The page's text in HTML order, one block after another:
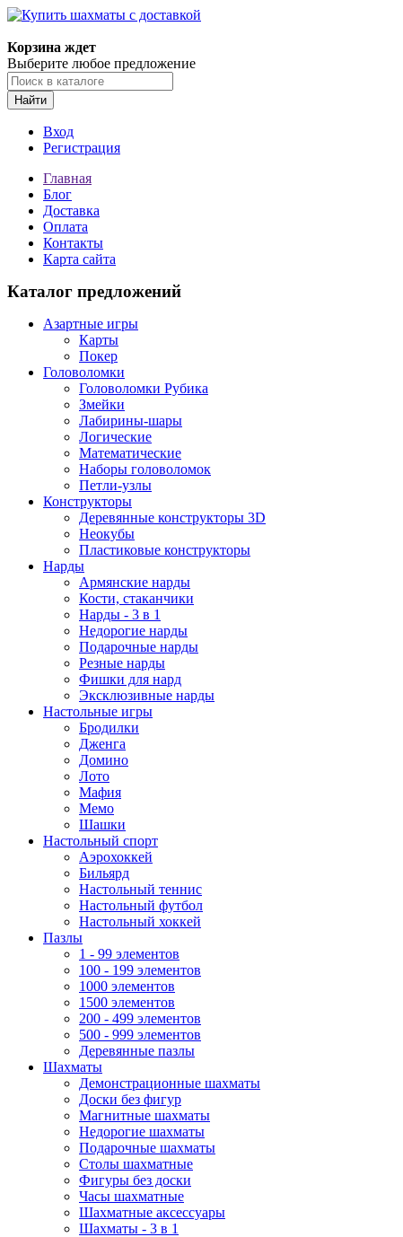
Корзина ждет
Выберите любое предложение
Найти
Вход
Регистрация
Главная
Блог
Доставка
Оплата
Контакты
Карта сайта
Каталог предложений
Азартные игры
Карты
Покер
Головоломки
Головоломки Рубика
Змейки
Лабирины-шары
Логические
Математические
Наборы головоломок
Петли-узлы
Конструкторы
Деревянные конструкторы 3D
Неокубы
Пластиковые конструкторы
Нарды
Армянские нарды
Кости, стаканчики
Нарды - 3 в 1
Недорогие нарды
Подарочные нарды
Резные нарды
Фишки для нард
Эксклюзивные нарды
Настольные игры
Бродилки
Дженга
Домино
Лото
Мафия
Мемо
Шашки
Настольный спорт
Аэрохоккей
Бильярд
Настольный теннис
Настольный футбол
Настольный хоккей
Пазлы
1 - 99 элементов
100 - 199 элементов
1000 элементов
1500 элементов
200 - 499 элементов
500 - 999 элементов
Деревянные пазлы
Шахматы
Демонстрационные шахматы
Доски без фигур
Магнитные шахматы
Недорогие шахматы
Подарочные шахматы
Столы шахматные
Фигуры без доски
Часы шахматные
Шахматные аксессуары
Шахматы - 3 в 1